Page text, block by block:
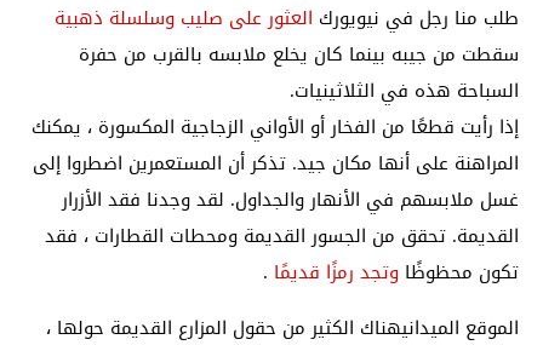
طلب منا رجل في نيويورك العثور على صليب وسلسلة ذهبية
سقطت من جيبه بينما كان يخلع ملابسه بالقرب من حفرة
السباحة هذه في الثلاثينيات.
إذا رأيت قطعًا من الفخار أو الأواني الزجاجية المكسورة ، يمكنك
المراهنة على أنها مكان جيد. تذكر أن المستعمرين اضطروا إلى
غسل ملابسهم في الأنهار والجداول. لقد وجدنا فقد الأزرار
القديمة. تحقق من الجسور القديمة ومحطات القطارات ، فقد
تكون محظوظًا وتجد رمزًا قديمًا .
الموقع الميدانيهناك الكثير من حقول المزارع القديمة حولها ،